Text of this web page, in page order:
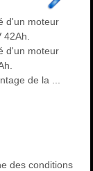
d'un moteur
d'un moteur
de la ...
des conditions